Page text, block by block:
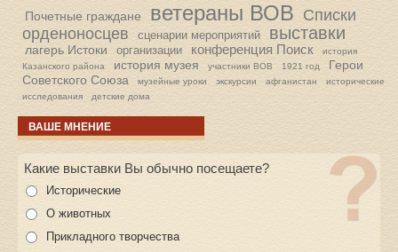
Почетные граждане ветераны ВОВ Списки
орденоносцев
сценарии мероприятий выставки
лагерь Истоки организации конференция Поиск
история
Казанского района
история музея участники ВОВ 1921 год
Герои
Советского Союза
музейные уроки экскурсии афганистан
исторические
исследования
детские дома
ВАШЕ МНЕНИЕ
Какие выставки Вы обычно посещаете?
Исторические
О животных
Прикладного творчества